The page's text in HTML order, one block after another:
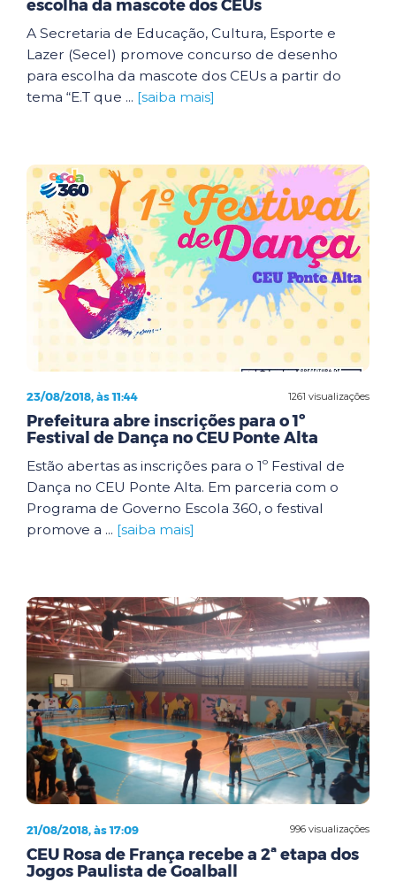
escolha da mascote dos CEUs
A Secretaria de Educação, Cultura, Esporte e
Lazer (Secel) promove concurso de desenho
para escolha da mascote dos CEUs a partir do
tema “E.T que ... [saiba mais]
1261 visualizações
23/08/2018, às 11:44
Prefeitura abre inscrições para o 1º
Festival de Dança no CEU Ponte Alta
Estão abertas as inscrições para o 1º Festival de
Dança no CEU Ponte Alta. Em parceria com o
Programa de Governo Escola 360, o festival
promove a ... [saiba mais]
996 visualizações
21/08/2018, às 17:09
CEU Rosa de França recebe a 2ª etapa dos
Jogos Paulista de Goalball